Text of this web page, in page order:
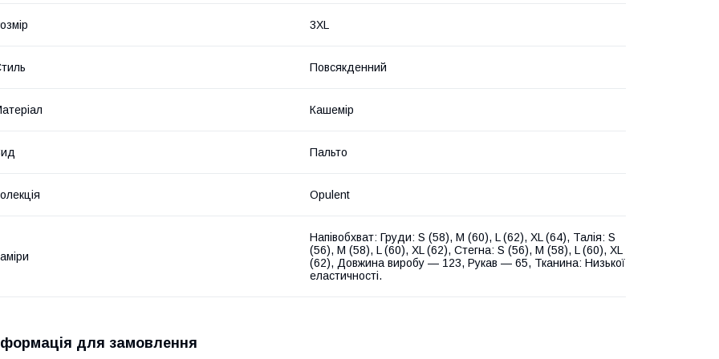
3XL
Повсякденний
Кашемір
Пальто
Opulent
Напівобхват: Груди: S (58), M (60), L (62), XL (64), Талія: S
(56), M (58), L (60), XL (62), Стегна: S (56), M (58), L (60), XL
(62), Довжина виробу — 123, Рукав — 65, Тканина: Низької
еластичності.
для замовлення